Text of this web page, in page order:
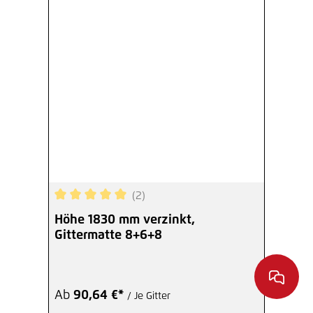
Durchschnittliche Bewertung von 5 von 5
(2)
Höhe 1830 mm verzinkt,
Gittermatte 8+6+8
Ab 90,64 €* / Je Gitter